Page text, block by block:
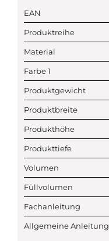
EAN
Produktreihe
Material
Farbe 1
Produktgewicht
Produktbreite
Produkthöhe
Produkttiefe
Volumen
Füllvolumen
Fachanleitung
Allgemeine Anleitung